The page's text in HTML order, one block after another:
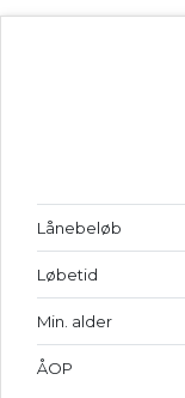
Lånebeløb
Løbetid
Min. alder
ÅOP